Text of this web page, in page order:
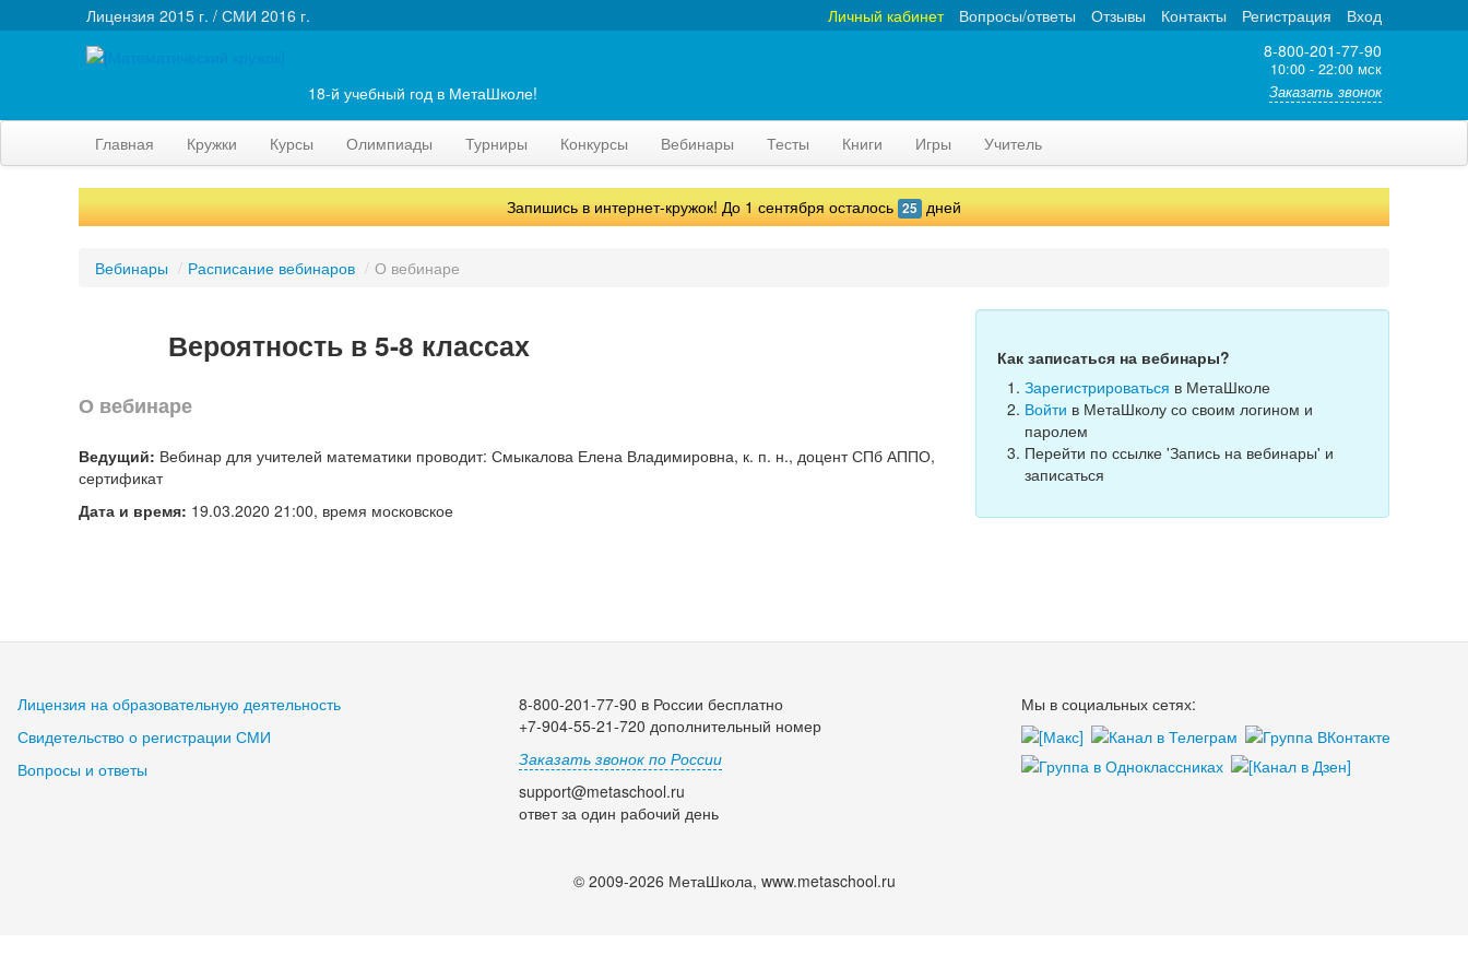
Лицензия 2015 г. / СМИ 2016 г. Вход
Регистрация
Контакты
Отзывы
Вопросы/ответы
Личный кабинет
8-800-201-77-90
10:00 - 22:00 мск
Заказать звонок
18-й учебный год в МетаШколе!
Главная Кружки Курсы Олимпиады Турниры Конкурсы Вебинары Тесты Книги Игры Учитель
Запишись в интернет-кружок! До 1 сентября осталось 25 дней
Вебинары / Расписание вебинаров / О вебинаре
Вероятность в 5-8 классах
О вебинаре
Ведущий: Вебинар для учителей математики проводит: Смыкалова Елена Владимировна, к. п. н., доцент СПб АППО,
сертификат
Дата и время: 19.03.2020 21:00, время московское
Как записаться на вебинары?
Зарегистрироваться в МетаШколе
Войти в МетаШколу со своим логином и
паролем
Перейти по ссылке 'Запись на вебинары' и
записаться
Лицензия на образовательную деятельность
Свидетельство о регистрации СМИ
Вопросы и ответы
8-800-201-77-90 в России бесплатно
+7-904-55-21-720 дополнительный номер
Заказать звонок по России
support@metaschool.ru
ответ за один рабочий день
Мы в социальных сетях:
© 2009-2026 МетаШкола, www.metaschool.ru